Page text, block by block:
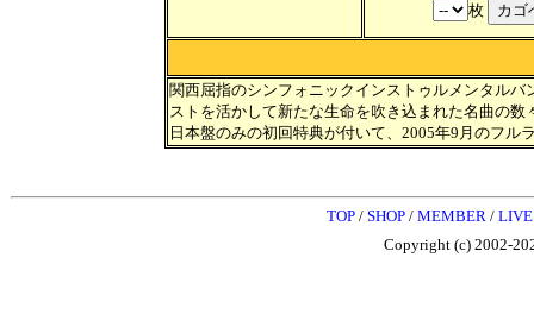
枚
関西屈指のシンフォニックインストゥルメンタル
ストを活かして新たな 生命を吹き込まれた名曲の
日本盤のみの初回特典が付いて、2005年9月のフル
TOP / SHOP / MEMBER / LIVE
Copyright (c) 2002-